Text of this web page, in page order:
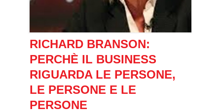
RICHARD BRANSON:
PERCHÈ IL BUSINESS
RIGUARDA LE PERSONE,
LE PERSONE E LE
PERSONE